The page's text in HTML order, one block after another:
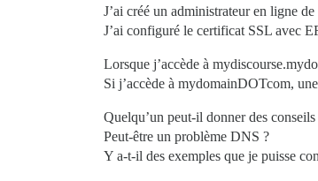
J’ai créé un administrateur en ligne
J’ai configuré le certificat SSL avec
Lorsque j’accède à
Si j’accède à mydomainDOTcom,
Quelqu’un peut-il donner des
Peut-être un problème DNS ?
Y a-t-il des exemples que je puisse